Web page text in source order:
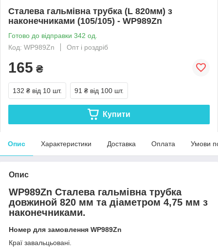
Сталева гальмівна трубка (L 820мм) з
наконечниками (105/105) - WP989Zn
Готово до відправки 342 од.
Код: WP989Zn
Опт і роздріб
165 ₴
132 ₴ від 10 шт. 91 ₴ від 100 шт.
Купити
Опис Характеристики Доставка Оплата Умови
Опис
WP989Zn Сталева гальмівна трубка
довжиной 820 мм та діаметром 4,75 мм з
наконечниками.
Номер для замовлення WP989Zn
Краї завальцьовані.